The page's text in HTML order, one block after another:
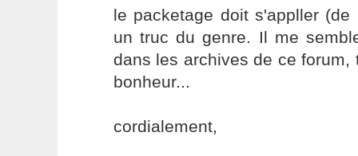
le packetage doit s'appller
un truc du genre. Il me
dans les archives de ce forum,
bonheur...
cordialement,